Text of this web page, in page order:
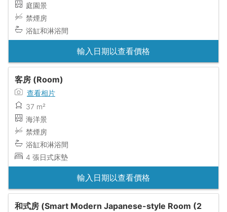
庭園景
禁煙房
浴缸和淋浴間
輸入日期以查看價格
客房 (Room)
查看相片
37 m²
海洋景
禁煙房
浴缸和淋浴間
4 張日式床墊
輸入日期以查看價格
和式房 (Smart Modern Japanese-style Room (2